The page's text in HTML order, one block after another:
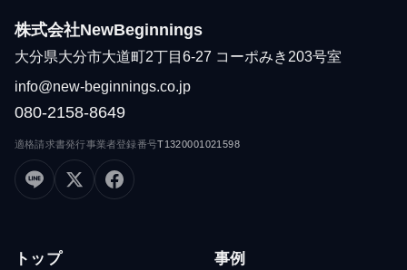
株式会社NewBeginnings
大分県大分市大道町2丁目6-27 コーポみき203号室
info@new-beginnings.co.jp
080-2158-8649
適格請求書発行事業者登録番号T1320001021598
トップ
事例